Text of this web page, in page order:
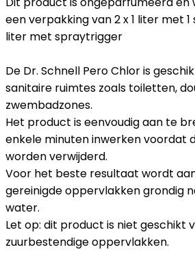
een verpakking van 2 x 1 liter met
liter met spraytrigger
De Dr. Schnell Pero Chlor is
sanitaire ruimtes zoals toiletten,
zwembadzones.
Het product is eenvoudig aan te
enkele minuten inwerken voordat
worden verwijderd.
Voor het beste resultaat wordt
gereinigde oppervlakken grondig
water.
Let op: dit product is niet geschikt
zuurbestendige oppervlakken.